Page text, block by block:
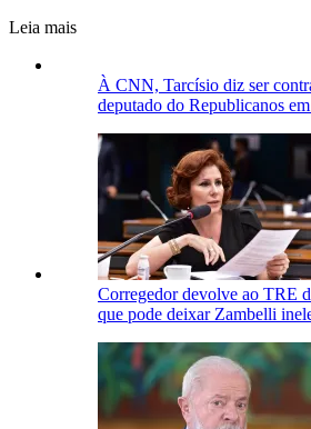
Leia mais
À CNN, Tarcísio diz ser
deputado do Republicanos
Corregedor devolve ao TRE
que pode deixar Zambelli